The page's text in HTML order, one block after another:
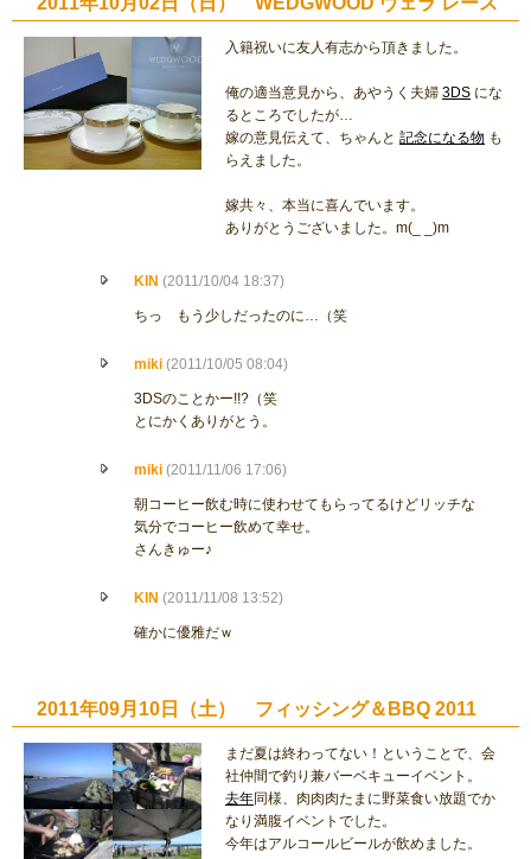
入籍祝いに友人有志から頂きました。
俺の適当意見から、あやうく夫婦 3DS にな
るところでしたが…
嫁の意見伝えて、ちゃんと 記念になる物 も
らえました。
嫁共々、本当に喜んでいます。
ありがとうございました。m(_ _)m
KIN (2011/10/04 18:37)
ちっ もう少しだったのに…（笑
miki (2011/10/05 08:04)
3DSのことかー!!?（笑
とにかくありがとう。
miki (2011/11/06 17:06)
朝コーヒー飲む時に使わせてもらってるけどリッチな
気分でコーヒー飲めて幸せ。
さんきゅー♪
KIN (2011/11/08 13:52)
確かに優雅だｗ
2011年09月10日（土） フィッシング＆BBQ 2011
まだ夏は終わってない！ということで、会
社仲間で釣り兼バーベキューイベント。
去年同様、肉肉肉たまに野菜食い放題でか
なり満腹イベントでした。
今年はアルコールビールが飲めました。